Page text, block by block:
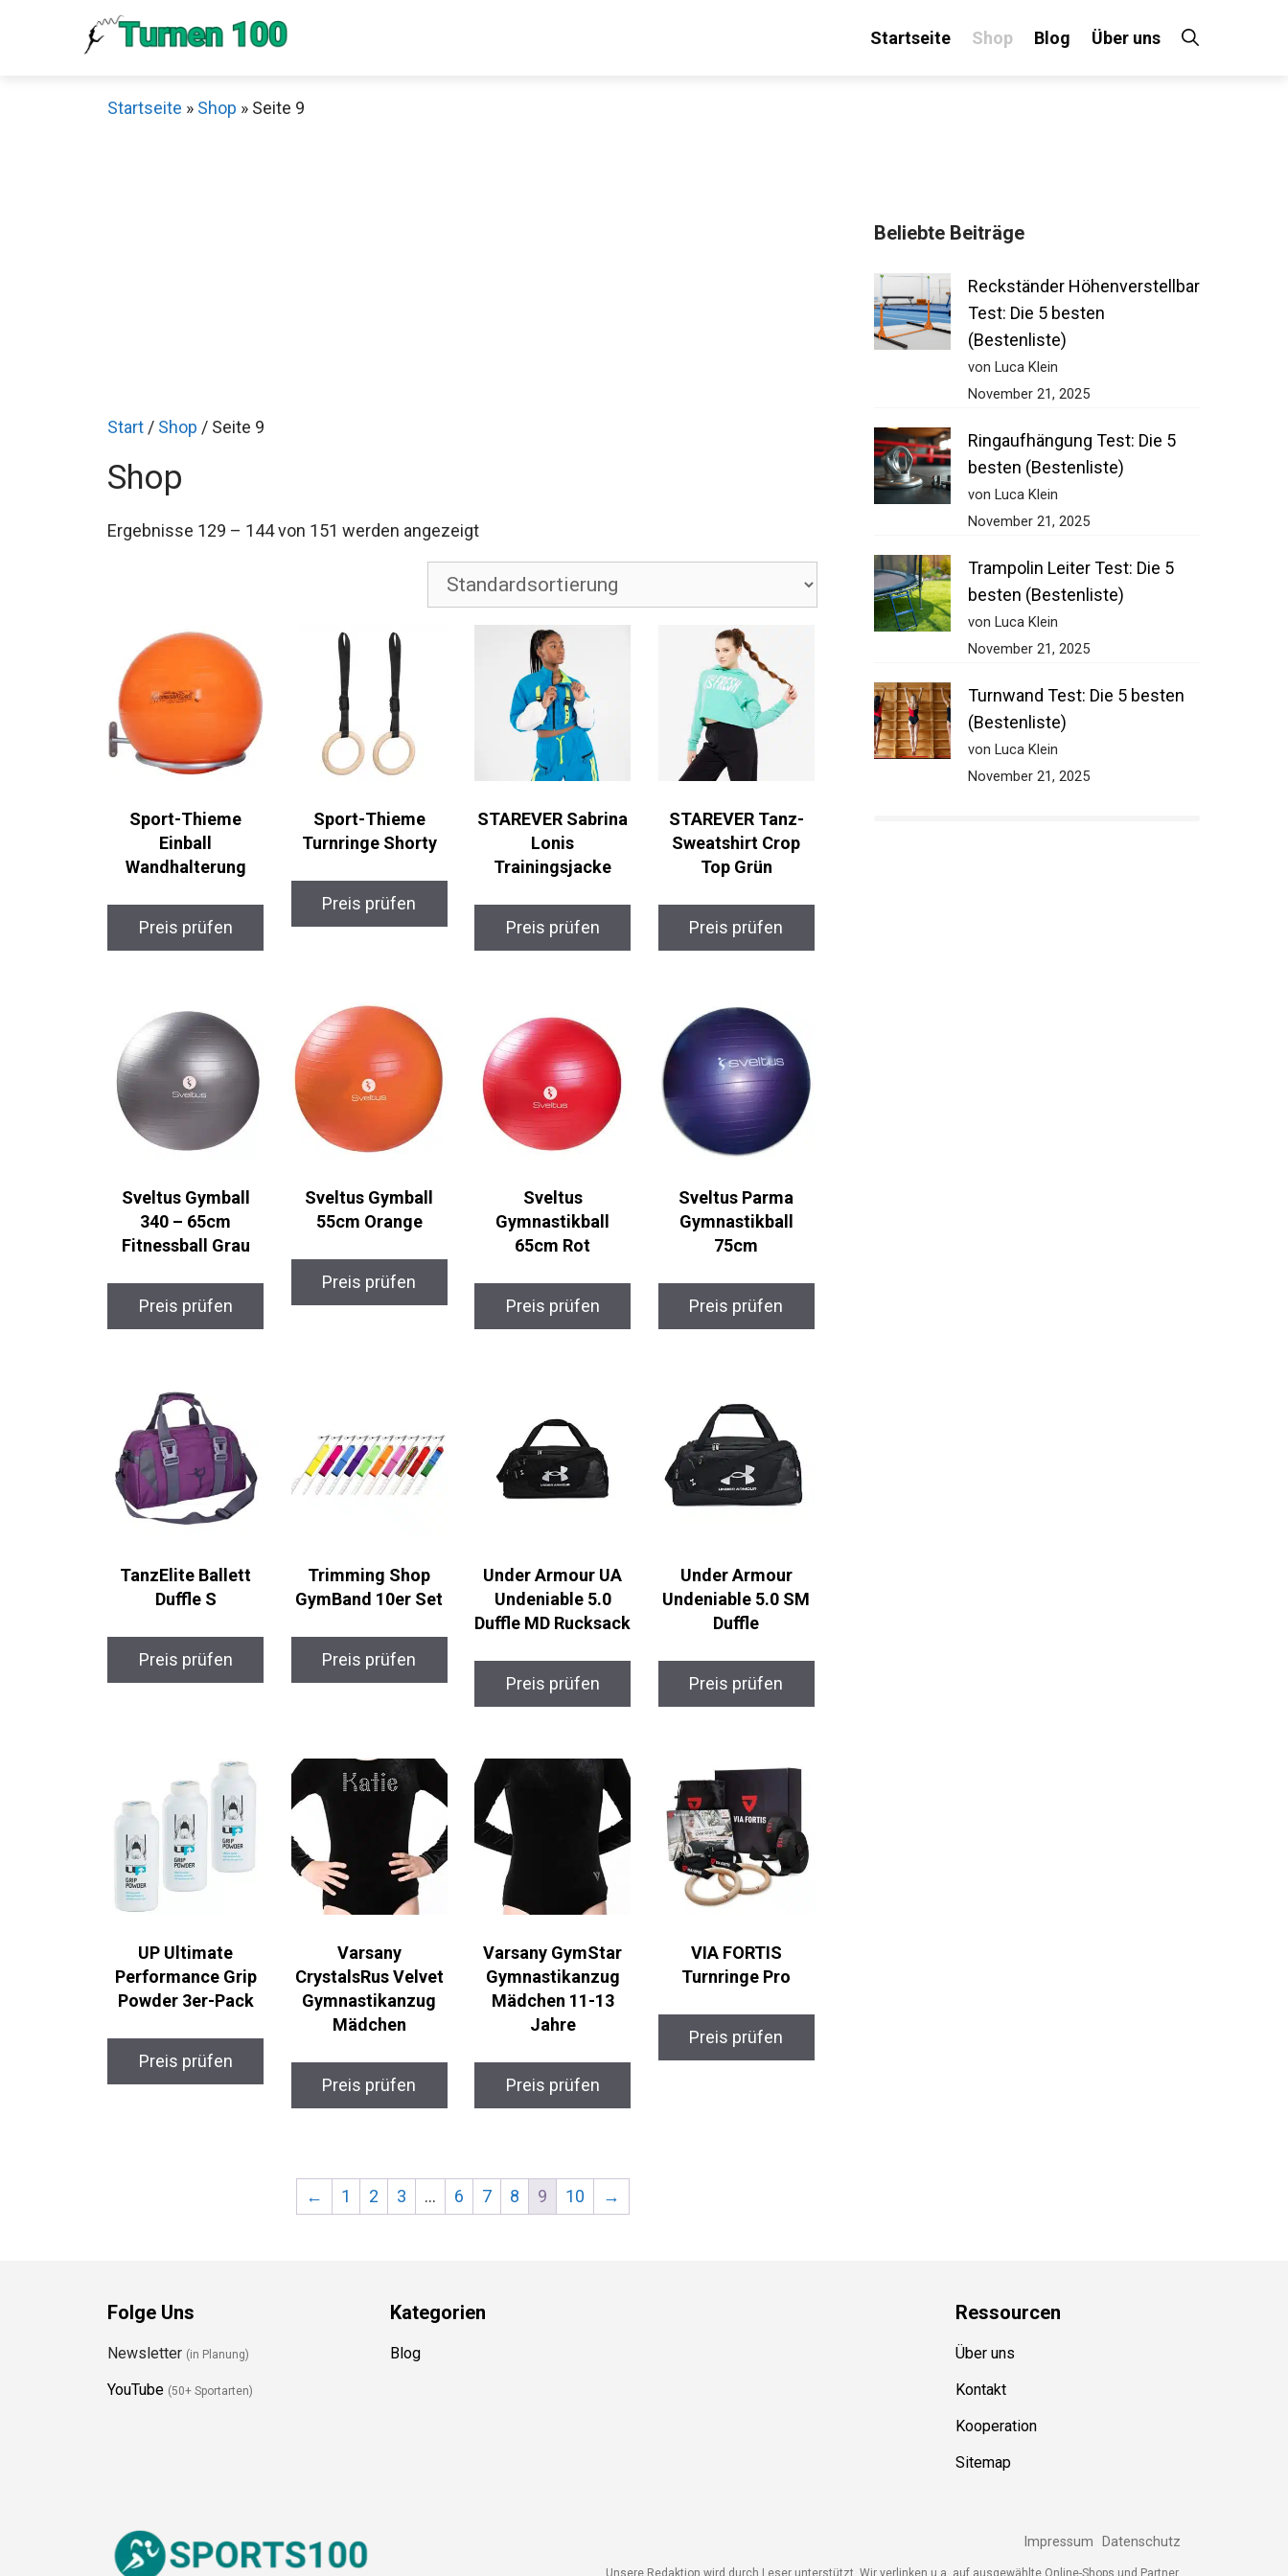
Startseite Shop Blog Über uns
Startseite » Shop » Seite 9
Start / Shop / Seite 9
Shop
Ergebnisse 129 – 144 von 151 werden angezeigt
Sport-Thieme
Einball
Wandhalterung
Preis prüfen
Sport-Thieme
Turnringe Shorty
Preis prüfen
STAREVER Sabrina
Lonis
Trainingsjacke
Preis prüfen
STAREVER Tanz-
Sweatshirt Crop
Top Grün
Preis prüfen
Sveltus Gymball
340 – 65cm
Fitnessball Grau
Preis prüfen
Sveltus Gymball
55cm Orange
Preis prüfen
Sveltus
Gymnastikball
65cm Rot
Preis prüfen
Sveltus Parma
Gymnastikball
75cm
Preis prüfen
TanzElite Ballett
Duffle S
Preis prüfen
Trimming Shop
GymBand 10er Set
Preis prüfen
Under Armour UA
Undeniable 5.0
Duffle MD Rucksack
Preis prüfen
Under Armour
Undeniable 5.0 SM
Duffle
Preis prüfen
UP Ultimate
Performance Grip
Powder 3er-Pack
Preis prüfen
Varsany
CrystalsRus Velvet
Gymnastikanzug
Mädchen
Preis prüfen
Varsany GymStar
Gymnastikanzug
Mädchen 11-13
Jahre
Preis prüfen
VIA FORTIS
Turnringe Pro
Preis prüfen
← 1 2 3 … 6 7 8 9 10 →
Beliebte Beiträge
Reckständer Höhenverstellbar
Test: Die 5 besten
(Bestenliste)
von Luca Klein
November 21, 2025
Ringaufhängung Test: Die 5
besten (Bestenliste)
von Luca Klein
November 21, 2025
Trampolin Leiter Test: Die 5
besten (Bestenliste)
von Luca Klein
November 21, 2025
Turnwand Test: Die 5 besten
(Bestenliste)
von Luca Klein
November 21, 2025
Folge Uns
Newsletter (in Planung)
YouTube (50+ Sportarten)
Kategorien
Blog
Ressourcen
Über uns
Kontakt
Kooperation
Sitemap
Impressum Datenschutz
Unsere Redaktion wird durch Leser unterstützt. Wir verlinken u.a. auf ausgewählte Online-Shops und Partner,